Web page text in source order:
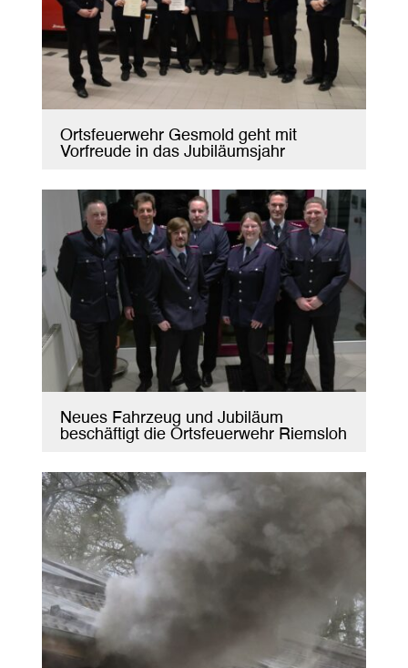
Ortsfeuerwehr Gesmold geht mit
Vorfreude in das Jubiläumsjahr
Neues Fahrzeug und Jubiläum
beschäftigt die Ortsfeuerwehr Riemsloh